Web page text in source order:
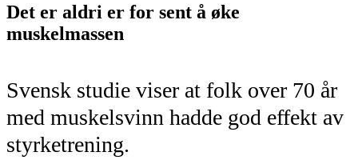
Det er aldri er for sent å øke
muskelmassen
Svensk studie viser at folk over 70 år
med muskelsvinn hadde god effekt av
styrketrening.